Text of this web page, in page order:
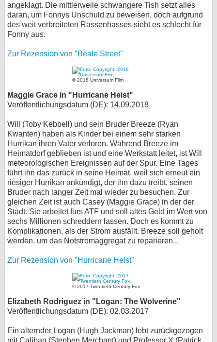
angeklagt. Die mittlerweile schwangere Tish setzt alles
daran, um Fonnys Unschuld zu beweisen, doch aufgrund
des weit verbreiteten Rassenhasses sieht es schlecht für
Fonny aus.
Zur Rezension von "Beale Street"
© 2018 Universum Film
Maggie Grace in "Hurricane Heist"
Veröffentlichungsdatum (DE): 14.09.2018
Will (Toby Kebbell) und sein Bruder Breeze (Ryan
Kwanten) haben als Kinder bei einem sehr starken
Hurrikan ihren Vater verloren. Während Breeze im
Heimatdorf geblieben ist und eine Werkstatt leitet, ist Will
meteorologischen Ereignissen auf der Spur. Eine Tages
führt ihn das zurück in seine Heimat, weil sich erneut ein
riesiger Hurrikan ankündigt, der ihn dazu treibt, seinen
Bruder nach langer Zeit mal wieder zu besuchen. Zur
gleichen Zeit ist auch Casey (Maggie Grace) in der der
Stadt. Sie arbeitet fürs ATF und soll altes Geld im Wert von
sechs Millionen schreddern lassen. Doch es kommt zu
Komplikationen, als der Strom ausfällt. Breeze soll geholt
werden, um das Notstromaggregat zu reparieren...
Zur Rezension von "Hurricane Heist"
© 2017 Twentieth Century Fox
Elizabeth Rodriguez in "Logan: The Wolverine"
Veröffentlichungsdatum (DE): 02.03.2017
Ein alternder Logan (Hugh Jackman) lebt zurückgezogen
mit Caliban (Stephen Merchant) und Professor X (Patrick
Cookie-Einstellungen
Desktop-Ansicht